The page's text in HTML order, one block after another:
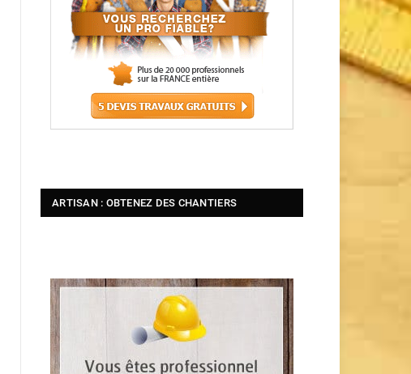
ARTISAN : OBTENEZ DES CHANTIERS